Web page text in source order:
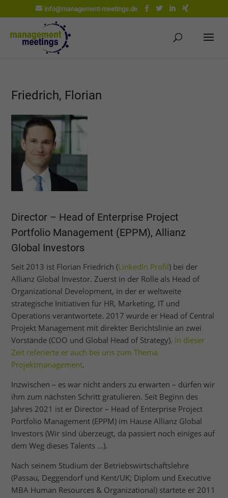
info@management-meetings.de
Friedrich, Florian
Director – Head of Enterprise Project
Portfolio Management (EPPM), Allianz
Global Investors
Seit 2013 ist Florian Friedrich (LinkedIn Profil) bei der
Allianz Global Investor. Zuerst in der Rolle als Head of
Organizational Development, in der er weltweite
strategische Initiativen für HR, Marketing, IT und
Operations verantwortete. 2017 wurde er Head of Central
Projekt Management mit direkter Berichtslinie an zwei
Vorstände (COO und Global Head of Strategy). In dieser
Zeit referierte er auch bei uns zum Thema
Projektmanagement.
Inzwischen – es war nicht anders zu erwarten – dürfen wir
ihm zum nächsten Schritt gratulieren. Seit Beginn des
Jahres 2021 ist er Director – Head of Enterprise Project
Portfolio Management (EPPM) im Hause Allianz Global
Investors (Wir sind überzeugt, da passiert noch einiges auf
dem Weg dieses Talents …).
Nach seinem Studium der Betriebswirtschaftslehre
(Passau, Deggendorf und Kent/UK; Diplom und Executive
MBA Human Resources & Organizational) startete er 2011